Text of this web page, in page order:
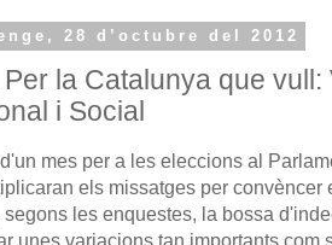
28 d’octubre del 2012
la Catalunya que vull:
i Social
mes per a les eleccions al
els missatges per convèncer
les enquestes, la bossa
unes variacions tan importants com